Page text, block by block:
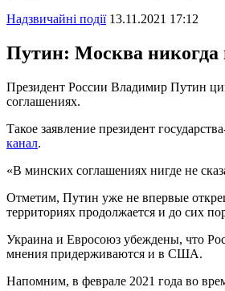
Надзвичайні події 13.11.2021 17:12
Путин: Москва никогда
Президент России Владимир Путин
соглашениях.
Такое заявление президент
канал.
«В минских соглашениях нигде не
Отметим, Путин уже не впервые
территориях продолжается и до сих
Украина и Евросоюз убеждены, что
мнения придерживаются и в США.
Напомним, в феврале 2021 года во